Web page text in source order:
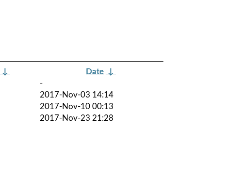
↓ Date ↓
-
2017-Nov-03 14:14
2017-Nov-10 00:13
2017-Nov-23 21:28